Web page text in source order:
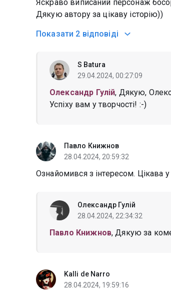
Яскраво виписаний персонаж
Дякую автору за цікаву історію))
Показати 2 відповіді
S Batura
29.04.2024, 00:27:09
Олександр Гулій, Дякую,
Успіху вам у творчості! :-)
Павло Книжнов
28.04.2024, 20:59:32
Ознайомився з інтересом. Цікава
Олександр Гулій
28.04.2024, 22:34:32
Павло Книжнов, Дякую за
Kalli de Narro
28.04.2024, 19:59:16